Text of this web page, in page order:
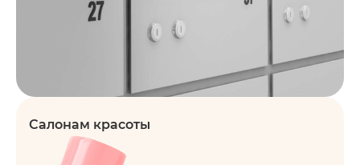
Салонам красоты